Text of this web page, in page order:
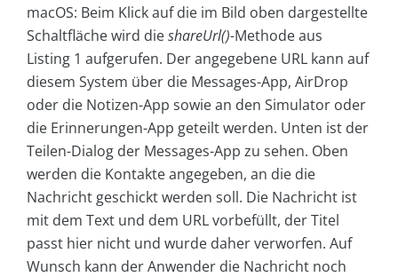
macOS: Beim Klick auf die im Bild oben dargestellte
Schaltfläche wird dieshareUrl()-Methode aus
Listing 1 aufgerufen. Der angegebene URL kann auf
diesem System über die Messages-App, AirDrop
oder die Notizen-App sowie an den Simulator oder
die Erinnerungen-App geteilt werden. Unten ist der
Teilen-Dialog der Messages-App zu sehen. Oben
werden die Kontakte angegeben, an die die
Nachricht geschickt werden soll. Die Nachricht ist
mit dem Text und dem URL vorbefüllt, der Titel
passt hier nicht und wurde daher verworfen. Auf
Wunsch kann der Anwender die Nachricht noch